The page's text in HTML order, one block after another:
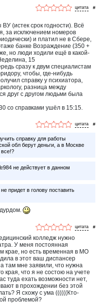
#
(истек срок годности). Всё
за исключением номеров
и платил не в Сбере,
банке Возраждение (350 +
но люди ходили ещё в какой-
15
сразу к двум специалистам
чтобы, где-нибудь
справку у психиатора,
разница между
друг с другом людьми была
со справками ушёл в 15:15.
#
справку для работы
обл берут деньги, а в Москве
все!?
не действует в данном
придет в голову поставить
#
колледж нужно
У меня постоянная
крае, но есть временная в МО
в этот ваш диспансер
там мне заявили, что нужна
края, что я не состою на учете
туда ехать возможности нет,
в прохождении без этой
Я схожу с ума ((((((Кто-
проблемой?